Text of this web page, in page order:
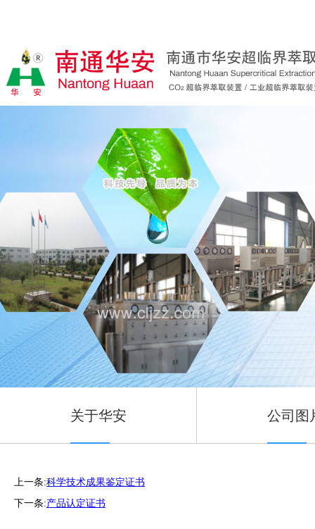
关于华安 公司图
上一条:科学技术成果鉴定证书
下一条:产品认定证书